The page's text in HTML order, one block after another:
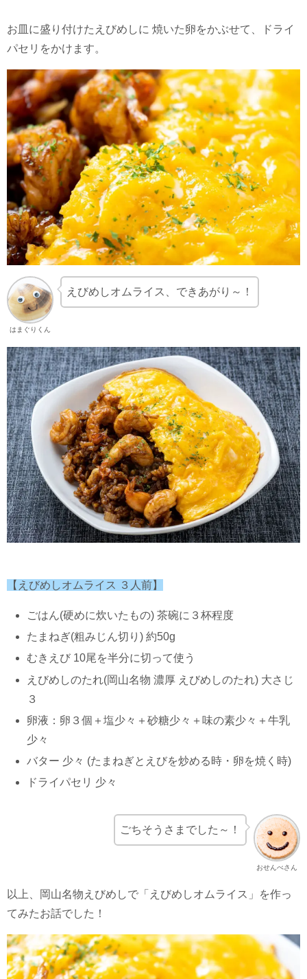
お皿に盛り付けたえびめしに 焼いた卵をかぶせて、ドライ
パセリをかけます。
はまぐりくん
えびめしオムライス、できあがり～！
【えびめしオムライス ３人前】
ごはん(硬めに炊いたもの) 茶碗に３杯程度
たまねぎ(粗みじん切り) 約50g
むきえび 10尾を半分に切って使う
えびめしのたれ(岡山名物 濃厚 えびめしのたれ) 大さじ
３
卵液：卵３個＋塩少々＋砂糖少々＋味の素少々＋牛乳
少々
バター 少々 (たまねぎとえびを炒める時・卵を焼く時)
ドライパセリ 少々
おせんべさん
ごちそうさまでした～！
以上、岡山名物えびめしで「えびめしオムライス」を作っ
てみたお話でした！